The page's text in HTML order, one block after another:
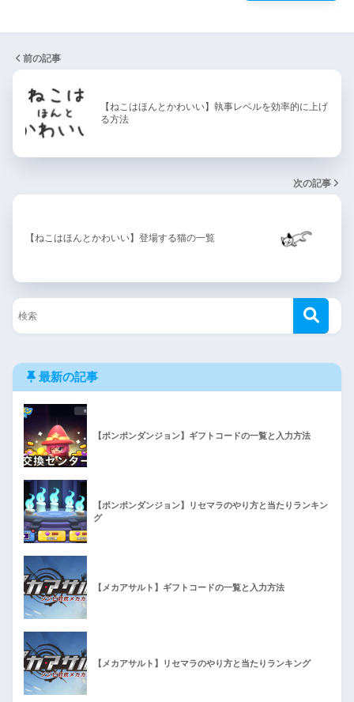
前の記事
【ねこはほんとかわいい】執事レベルを効率的に上げ
る方法
次の記事
【ねこはほんとかわいい】登場する猫の一覧
最新の記事
【ポンポンダンジョン】ギフトコードの一覧と入力方法
【ポンポンダンジョン】リセマラのやり方と当たりランキン
グ
【メカアサルト】ギフトコードの一覧と入力方法
【メカアサルト】リセマラのやり方と当たりランキング